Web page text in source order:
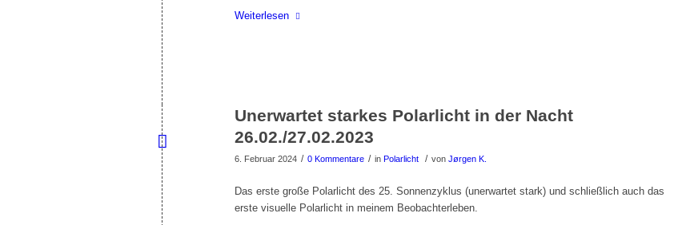
Weiterlesen
Unerwartet starkes Polarlicht in der Nacht
26.02./27.02.2023
6. Februar 2024 / 0 Kommentare / in Polarlicht / von Jørgen K.
Das erste große Polarlicht des 25. Sonnenzyklus (unerwartet stark) und schließlich auch das
erste visuelle Polarlicht in meinem Beobachterleben.